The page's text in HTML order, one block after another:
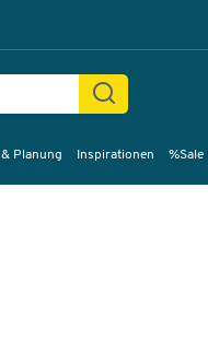
Planung Inspirationen %Sale
Bilder Videos